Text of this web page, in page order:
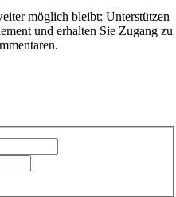
möglich bleibt: Unterstützen
und erhalten Sie Zugang zu